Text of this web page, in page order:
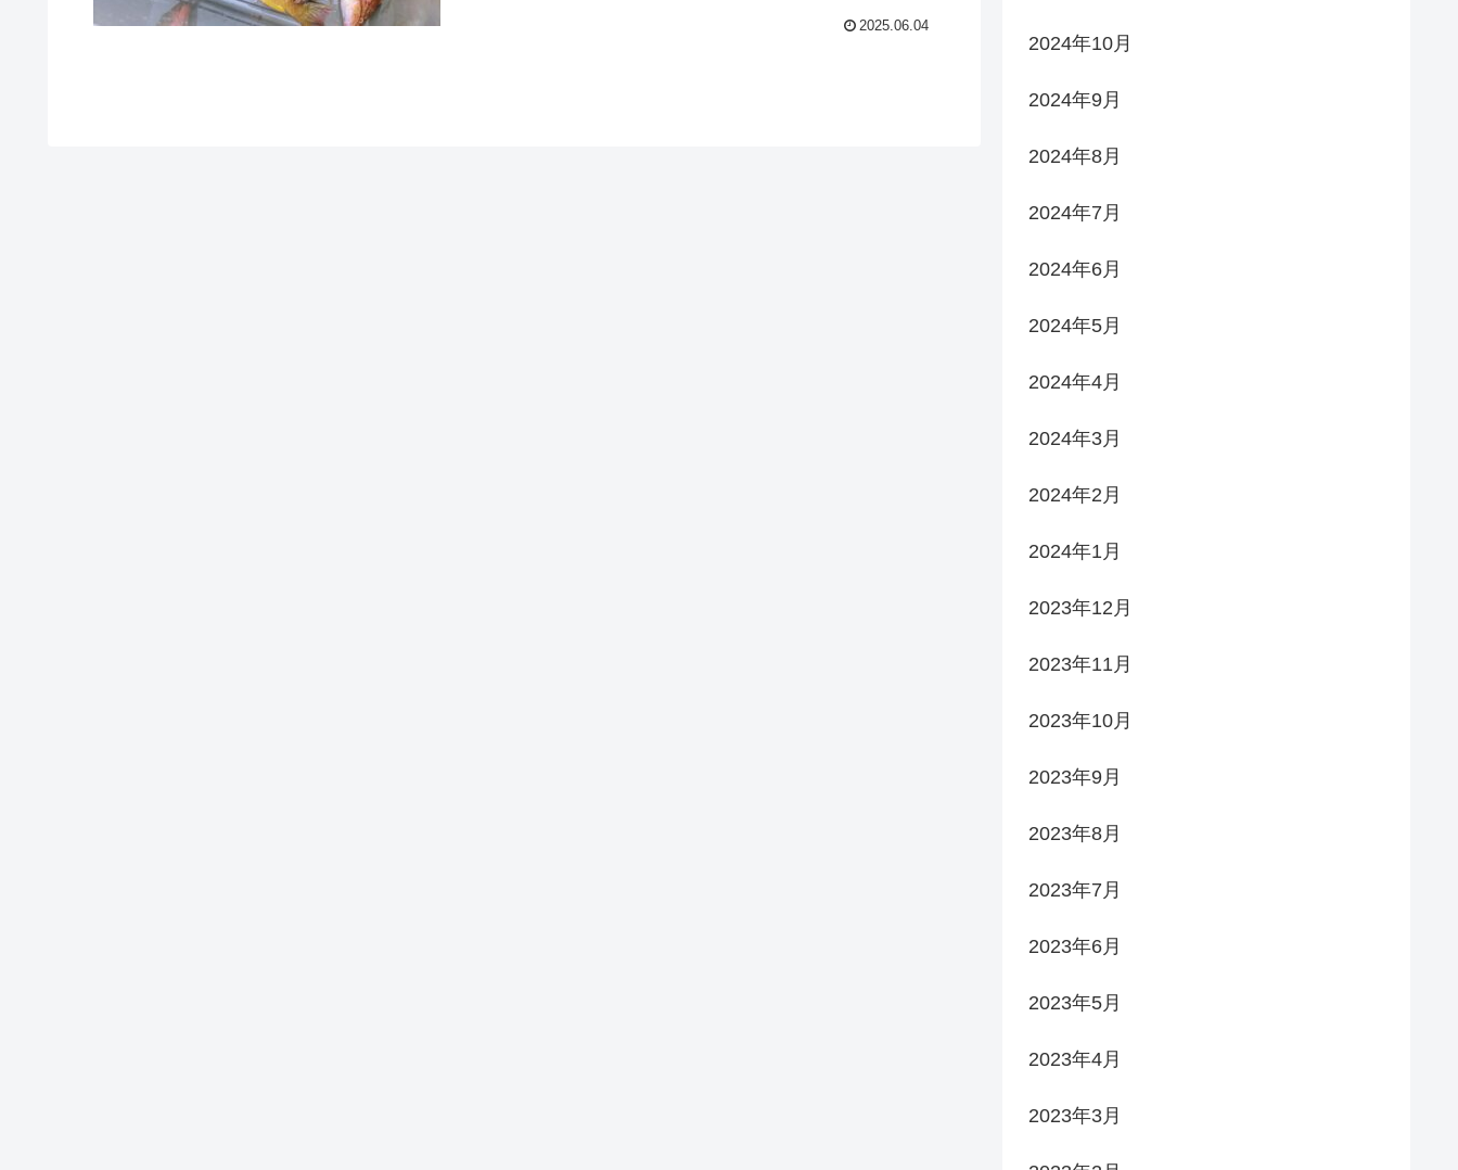
2025.06.04
2024年10月
2024年9月
2024年8月
2024年7月
2024年6月
2024年5月
2024年4月
2024年3月
2024年2月
2024年1月
2023年12月
2023年11月
2023年10月
2023年9月
2023年8月
2023年7月
2023年6月
2023年5月
2023年4月
2023年3月